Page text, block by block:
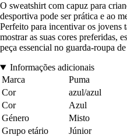
O sweatshirt com capuz para
desportiva pode ser prática e ao
Perfeito para incentivar os jovens
mostrar as suas cores preferidas,
peça essencial no guarda-roupa
Informações adicionais
Marca
Puma
Cor
azul/azul
Cor
Azul
Género
Misto
Grupo etário
Júnior